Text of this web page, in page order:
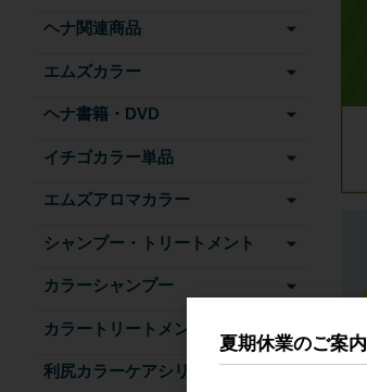
ヘナ関連商品
エムズカラー
ヘナ書籍・DVD
イチゴカラー単品
エムズアロマカラー
シャンプー・トリートメント
カラーシャンプー
カラートリートメント
利尻カラーケアシリーズ
夏期休業のご案内